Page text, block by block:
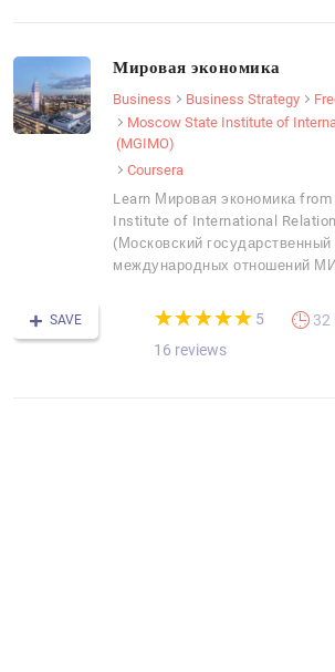
Мировая экономика
Business Business Strategy
Moscow State Institute of
(MGIMO)
Coursera
Learn Мировая экономика
Institute of International
(Московский государственный
международных отношений
SAVE (*)
★
★
(*)★
★
(*) ★
★
(*) ★
★
(*) ★
★ 5
16 reviews
32